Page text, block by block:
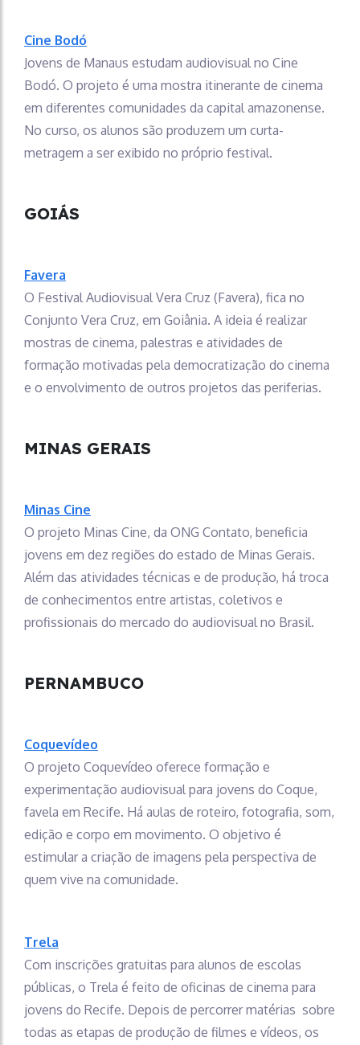
Cine Bodó
Jovens de Manaus estudam audiovisual no Cine
Bodó. O projeto é uma mostra itinerante de cinema
em diferentes comunidades da capital amazonense.
No curso, os alunos são produzem um curta-
metragem a ser exibido no próprio festival.
GOIÁS
Favera
O Festival Audiovisual Vera Cruz (Favera), fica no
Conjunto Vera Cruz, em Goiânia. A ideia é realizar
mostras de cinema, palestras e atividades de
formação motivadas pela democratização do cinema
e o envolvimento de outros projetos das periferias.
MINAS GERAIS
Minas Cine
O projeto Minas Cine, da ONG Contato, beneficia
jovens em dez regiões do estado de Minas Gerais.
Além das atividades técnicas e de produção, há troca
de conhecimentos entre artistas, coletivos e
profissionais do mercado do audiovisual no Brasil.
PERNAMBUCO
Coquevídeo
O projeto Coquevídeo oferece formação e
experimentação audiovisual para jovens do Coque,
favela em Recife. Há aulas de roteiro, fotografia, som,
edição e corpo em movimento. O objetivo é
estimular a criação de imagens pela perspectiva de
quem vive na comunidade.
Trela
Com inscrições gratuitas para alunos de escolas
públicas, o Trela é feito de oficinas de cinema para
jovens do Recife. Depois de percorrer matérias sobre
todas as etapas de produção de filmes e vídeos, os